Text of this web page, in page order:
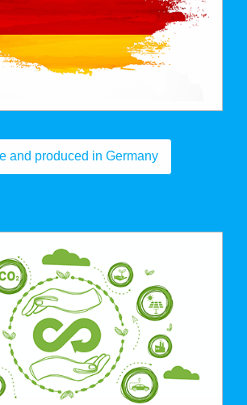
and produced in Germany